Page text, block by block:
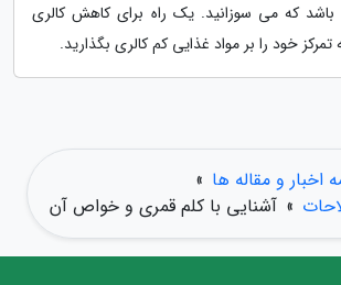
باشد که می سوزانید. یک راه برای کاهش کالری
خود را بر مواد غذایی کم کالری بگذارید.
اخبار و مقاله ها »
» آشنایی با کلم قمری و خواص آن